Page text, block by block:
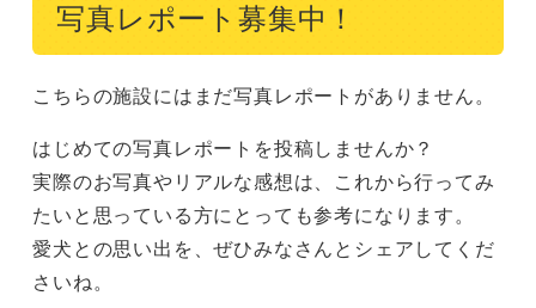
写真レポート募集中！
こちらの施設にはまだ写真レポートがありません。
はじめての写真レポートを投稿しませんか？
実際のお写真やリアルな感想は、これから行ってみ
たいと思っている方にとっても参考になります。
愛犬との思い出を、ぜひみなさんとシェアしてくだ
さいね。